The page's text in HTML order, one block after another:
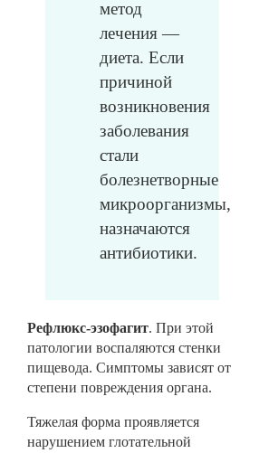
метод
лечения —
диета. Если
причиной
возникновения
заболевания
стали
болезнетворные
микроорганизмы,
назначаются
антибиотики.
Рефлюкс-эзофагит. При этой
патологии воспаляются стенки
пищевода. Симптомы зависят от
степени повреждения органа.
Тяжелая форма проявляется
нарушением глотательной